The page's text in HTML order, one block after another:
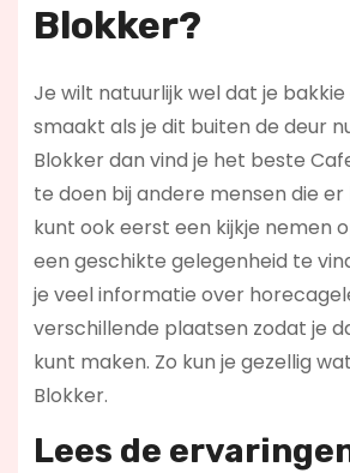
Blokker?
Je wilt natuurlijk wel dat je
smaakt als je dit buiten de deur
Blokker dan vind je het beste
te doen bij andere mensen die er
kunt ook eerst een kijkje nemen
een geschikte gelegenheid te
je veel informatie over
verschillende plaatsen zodat je
kunt maken. Zo kun je gezellig
Blokker.
Lees de